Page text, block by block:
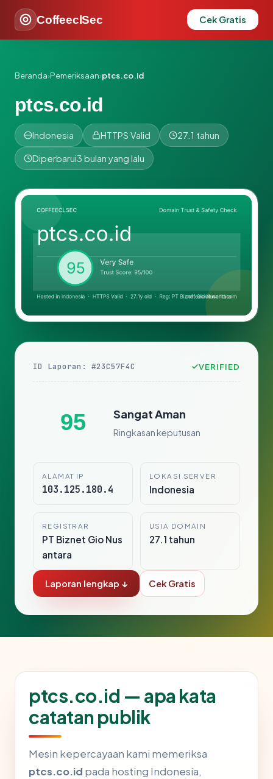
CoffeeclSec Cek Gratis
Beranda›Pemeriksaan›ptcs.co.id
ptcs.co.id
Indonesia HTTPS Valid 27.1 tahun
Diperbarui3 bulan yang lalu
ID Laporan: #23C57F4C VERIFIED
95 Sangat Aman
Ringkasan keputusan
ALAMAT IP
103.125.180.4
LOKASI SERVER
Indonesia
REGISTRAR
PT Biznet Gio Nus
antara
USIA DOMAIN
27.1 tahun
Laporan lengkap ↓ Cek Gratis
ptcs.co.id — apa kata
catatan publik
Mesin kepercayaan kami memeriksa
ptcs.co.id pada hosting Indonesia,